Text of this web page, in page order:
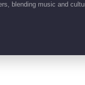
blending music and